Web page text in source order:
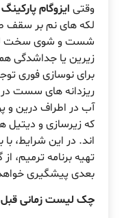
وقتی ایزوگام پارکینگ
لکه های نم بر سقف
شست و شوی سخت لکه
زیرین یا جداشدگی
برای نوسازی فوری
ریزدانه های سست
آب در اطراف درین
که زیرسازی و دیتیل
اند. در این شرایط،
تهیه برنامه ترمیم،
بعدی پیشگیری
چک لیست زمانی قبل